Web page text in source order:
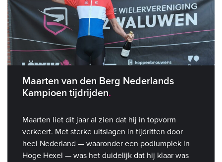
Maarten van den Berg Nederlands
Kampioen tijdrijden
Maarten liet dit jaar al zien dat hij in topvorm
verkeert. Met sterke uitslagen in tijdritten door
heel Nederland — waaronder een podiumplek in
Hoge Hexel — was het duidelijk dat hij klaar was